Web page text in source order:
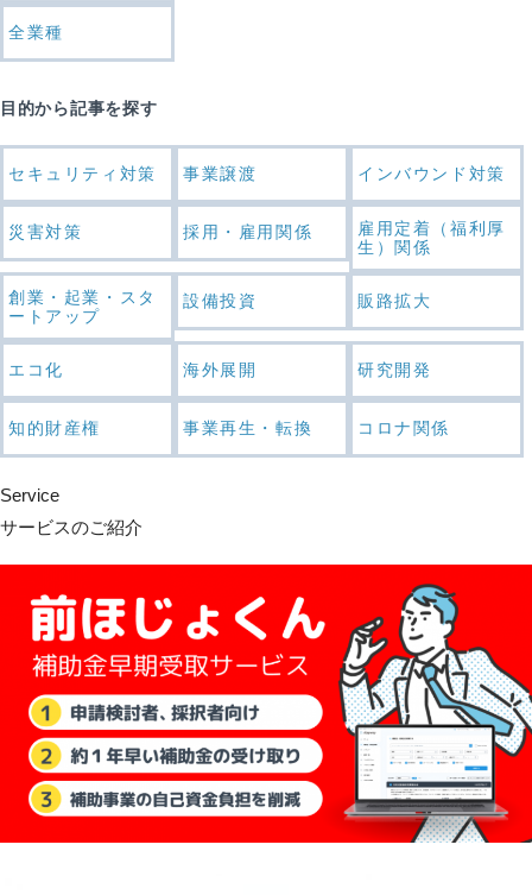
全業種
目的から記事を探す
セキュリティ対策 事業譲渡 インバウンド対策
災害対策 採用・雇用関係
雇用定着（福利厚
生）関係
創業・起業・スタ
ートアップ
設備投資 販路拡大
エコ化 海外展開 研究開発
知的財産権 事業再生・転換 コロナ関係
Service
サービスのご紹介